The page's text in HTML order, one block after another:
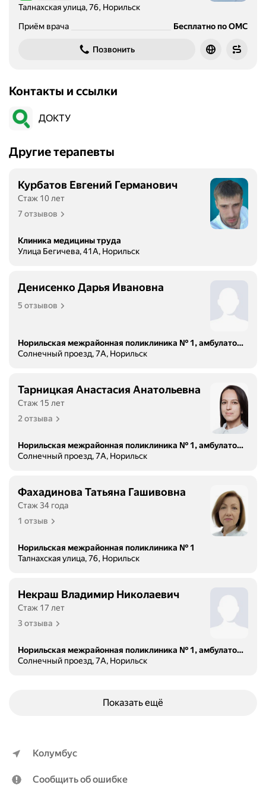
Талнахская улица, 76, Норильск
Приём врача
Бесплатно по ОМС
Позвонить
Контакты и ссылки
ДОКТУ
Другие терапевты
Курбатов Евгений Германович
Стаж 10 лет
7 отзывов
Клиника медицины труда
Улица Бегичева, 41А, Норильск
Денисенко Дарья Ивановна
5 отзывов
Норильская межрайонная поликлиника № 1, амбулаторно-поликлиническое отделение № 2
Солнечный проезд, 7А, Норильск
Тарницкая Анастасия Анатольевна
Стаж 15 лет
2 отзыва
Норильская межрайонная поликлиника № 1, амбулаторно-поликлиническое отделение № 2
Солнечный проезд, 7А, Норильск
Фахадинова Татьяна Гашивовна
Стаж 34 года
1 отзыв
Норильская межрайонная поликлиника № 1
Талнахская улица, 76, Норильск
Некраш Владимир Николаевич
Стаж 17 лет
3 отзыва
Норильская межрайонная поликлиника № 1, амбулаторно-поликлиническое отделение № 2
Солнечный проезд, 7А, Норильск
Показать ещё
Колумбус
Сообщить об ошибке